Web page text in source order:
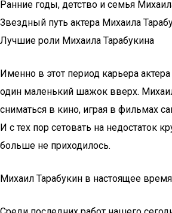
Ранние годы, детство и семья
Звездный путь актера Михаила
Лучшие роли Михаила Тарабукина
Именно в этот период карьера
один маленький шажок вверх.
сниматься в кино, играя в фильмах
И с тех пор сетовать на недостаток
больше не приходилось.
Михаил Тарабукин в настоящее время